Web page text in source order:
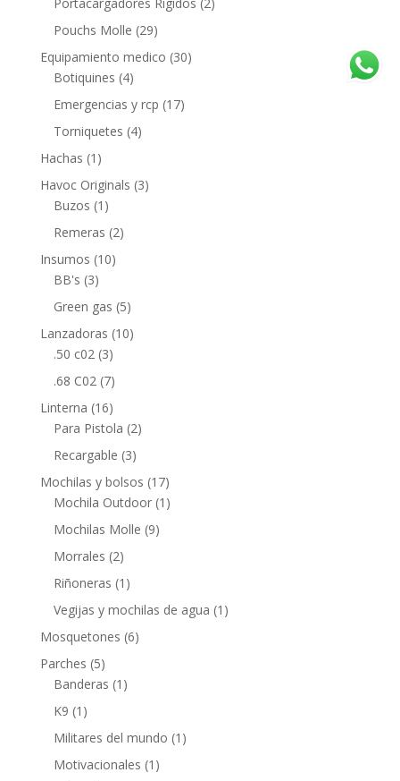
Pouchs Molle (29)
Equipamiento medico (30)
Botiquines (4)
Emergencias y rcp (17)
Torniquetes (4)
Hachas (1)
Havoc Originals (3)
Buzos (1)
Remeras (2)
Insumos (10)
BB's (3)
Green gas (5)
Lanzadoras (10)
.50 c02 (3)
.68 C02 (7)
Linterna (16)
Para Pistola (2)
Recargable (3)
Mochilas y bolsos (17)
Mochila Outdoor (1)
Mochilas Molle (9)
Morrales (2)
Riñoneras (1)
Vegijas y mochilas de agua (1)
Mosquetones (6)
Parches (5)
Banderas (1)
K9 (1)
Militares del mundo (1)
Motivacionales (1)